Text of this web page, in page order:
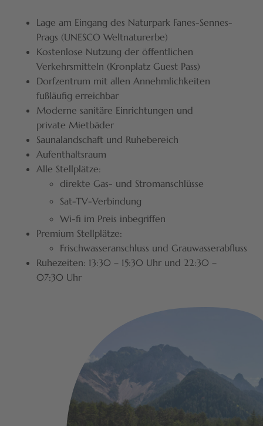
Lage am Eingang des Naturpark Fanes-Sennes-
Prags (UNESCO Weltnaturerbe)
Kostenlose Nutzung der öffentlichen
Verkehrsmitteln (Kronplatz Guest Pass)
Dorfzentrum mit allen Annehmlichkeiten
fußläufig erreichbar
Moderne sanitäre Einrichtungen und
private Mietbäder
Saunalandschaft und Ruhebereich
Aufenthaltsraum
Alle Stellplätze:
direkte Gas- und Stromanschlüsse
Sat-TV-Verbindung
Wi-fi im Preis inbegriffen
Premium Stellplätze:
Frischwasseranschluss und Grauwasserabfluss
Ruhezeiten: 13:30 – 15:30 Uhr und 22:30 –
07:30 Uhr